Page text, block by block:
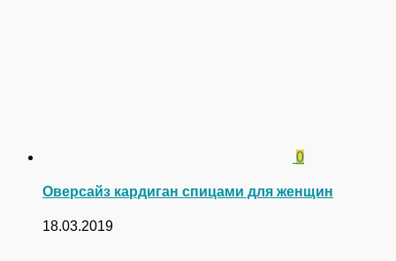
0
Оверсайз кардиган спицами для женщин
18.03.2019